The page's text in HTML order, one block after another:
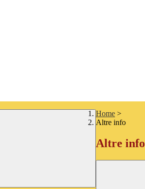
Home >
Altre info
Altre info